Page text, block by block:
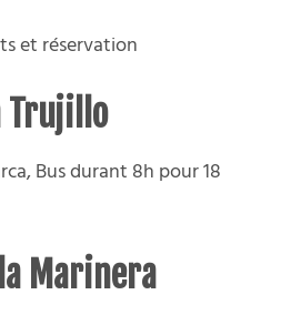
et réservation
Trujillo
Bus durant 8h pour 18
Marinera